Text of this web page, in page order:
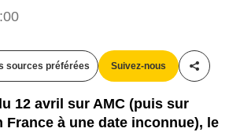
sources préférées Suivez-nous
12 avril sur AMC (puis sur
France à une date inconnue), le